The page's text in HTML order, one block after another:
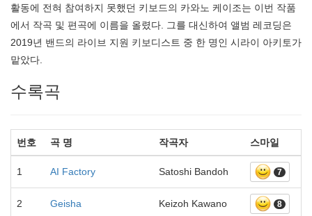
활동에 전혀 참여하지 못했던 키보드의 카와노 케이조는 이번 작품
에서 작곡 및 편곡에 이름을 올렸다. 그를 대신하여 앨범 레코딩은
2019년 밴드의 라이브 지원 키보디스트 중 한 명인 시라이 아키토가
맡았다.
수록곡
번호 곡 명 작곡자 스마일
1 AI Factory Satoshi Bandoh 7
2 Geisha Keizoh Kawano 8